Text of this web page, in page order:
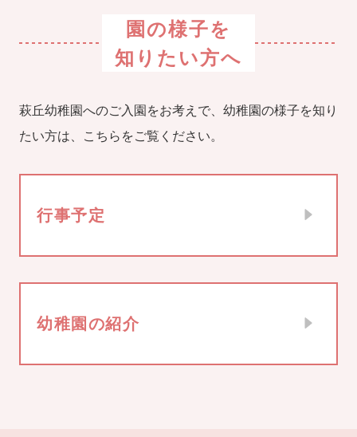
園の様子を
知りたい方へ
萩丘幼稚園へのご入園をお考えで、幼稚園の様子を知り
たい方は、こちらをご覧ください。
行事予定
幼稚園の紹介